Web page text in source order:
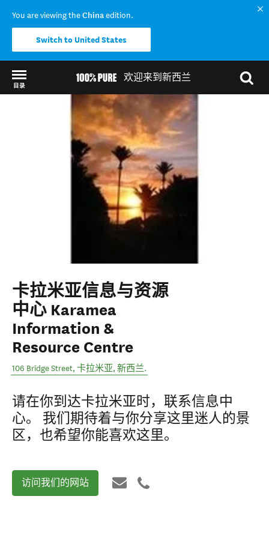
You are viewing theChinaedition.
Switch to United States
欢迎来到新西兰
目录
Back to my results
卡拉米亚信息与资源
中心 Karamea
Information &
Resource Centre
106 Bridge Street, 卡拉米亚, 新西兰.
请在你到达卡拉米亚时，联系信息中
心。 我们期待着与你分享这里迷人的景
区，也希望你能喜欢这里。
访问我们的网站